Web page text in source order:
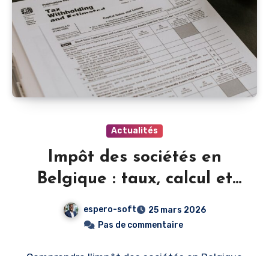
Actualités
Impôt des sociétés en
Belgique : taux, calcul et
optimisation pour PME
espero-soft
25 mars 2026
Pas de commentaire